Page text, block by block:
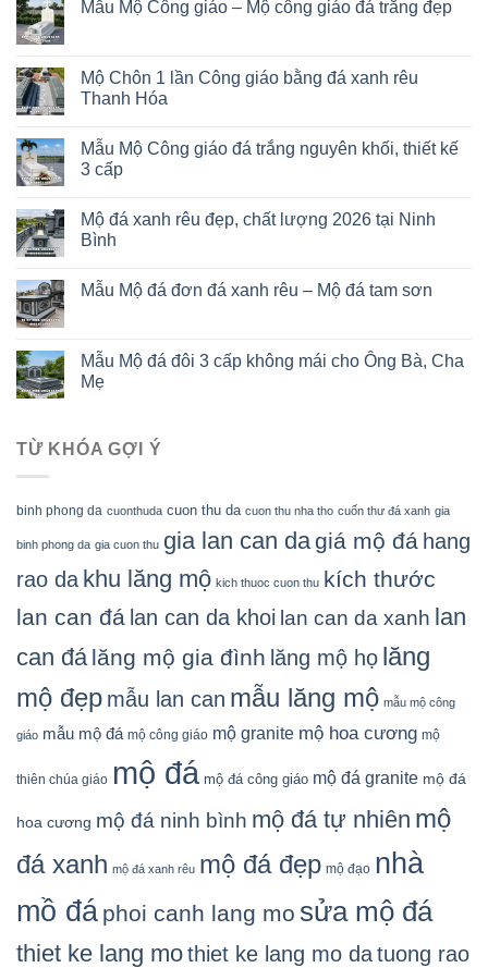
Mẫu Mộ Công giáo – Mộ công giáo đá trắng đẹp
Mộ Chôn 1 lần Công giáo bằng đá xanh rêu
Thanh Hóa
Mẫu Mộ Công giáo đá trắng nguyên khối, thiết kế
3 cấp
Mộ đá xanh rêu đẹp, chất lượng 2026 tại Ninh
Bình
Mẫu Mộ đá đơn đá xanh rêu – Mộ đá tam sơn
Mẫu Mộ đá đôi 3 cấp không mái cho Ông Bà, Cha
Mẹ
TỪ KHÓA GỢI Ý
binh phong da cuonthuda cuon thu da cuon thu nha tho cuốn thư đá xanh gia
binh phong da gia cuon thu gia lan can dagiá mộ đá hang
rao da khu lăng mộ kich thuoc cuon thu kích thước
lan can đá lan can da khoi lan can da xanh lan
can đá lăng mộ gia đình lăng mộ họ lăng
mộ đẹp mẫu lan can mẫu lăng mộ mẫu mộ công
giáo mẫu mộ đá mộ công giáo mộ granite mộ hoa cương mộ
thiên chúa giáo mộ đá mộ đá công giáo mộ đá granite mộ đá
hoa cương mộ đá ninh bình mộ đá tự nhiên mộ
đá xanh mộ đá xanh rêu mộ đá đẹp mộ đạo nhà
mồ đá phoi canh lang mo sửa mộ đá
thiet ke lang mothiet ke lang mo datuong rao